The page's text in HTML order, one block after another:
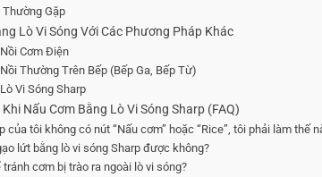
Thường Gặp
Lò Vi Sóng Với Các Phương Pháp Khác
Cơm Điện
Thường Trên Bếp (Bếp Ga, Bếp Từ)
Vi Sóng Sharp
Nấu Cơm Bằng Lò Vi Sóng Sharp (FAQ)
của tôi không có nút “Nấu cơm” hoặc “Rice”, tôi phải làm thế
lứt bằng lò vi sóng Sharp được không?
cơm bị trào ra ngoài lò vi sóng?